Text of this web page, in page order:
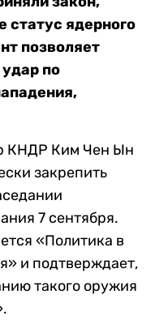
статус ядерного
позволяет
по
КНДР Ким Чен Ын
закрепить
7 сентября.
«Политика в
и подтверждает,
такого оружия